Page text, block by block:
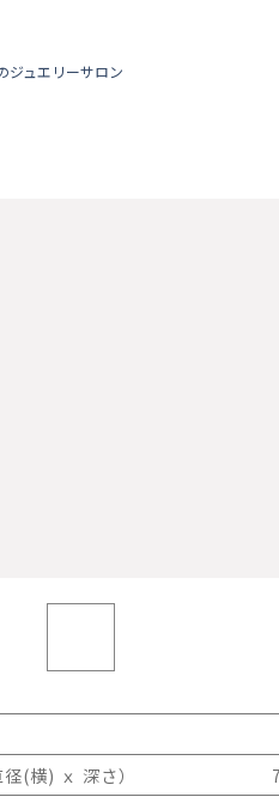
ジュエリーサロン
(横) ｘ 深さ）